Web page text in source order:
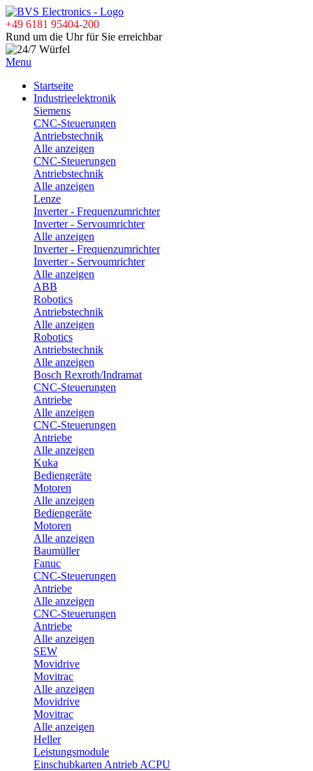
+49 6181 95404-200
Rund um die Uhr für Sie erreichbar
Menu
Startseite
Industrieelektronik
Siemens
CNC-Steuerungen
Antriebstechnik
Alle anzeigen
CNC-Steuerungen
Antriebstechnik
Alle anzeigen
Lenze
Inverter - Frequenzumrichter
Inverter - Servoumrichter
Alle anzeigen
Inverter - Frequenzumrichter
Inverter - Servoumrichter
Alle anzeigen
ABB
Robotics
Antriebstechnik
Alle anzeigen
Robotics
Antriebstechnik
Alle anzeigen
Bosch Rexroth/Indramat
CNC-Steuerungen
Antriebe
Alle anzeigen
CNC-Steuerungen
Antriebe
Alle anzeigen
Kuka
Bediengeräte
Motoren
Alle anzeigen
Bediengeräte
Motoren
Alle anzeigen
Baumüller
Fanuc
CNC-Steuerungen
Antriebe
Alle anzeigen
CNC-Steuerungen
Antriebe
Alle anzeigen
SEW
Movidrive
Movitrac
Alle anzeigen
Movidrive
Movitrac
Alle anzeigen
Heller
Leistungsmodule
Einschubkarten Antrieb ACPU